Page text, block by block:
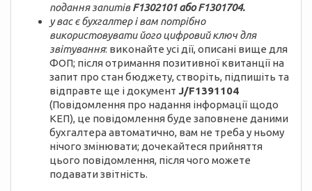
подання запитівF1302101 або F1301704.
у вас є бухгалтер і вам потрібно
використовувати його цифровий ключ для
звітування: виконайте усі дії, описані вище для
ФОП; після отримання позитивної квитанції на
запит про стан бюджету, створіть, підпишіть та
відправте ще і документ J/F1391104
(Повідомлення про надання інформації щодо
КЕП), це повідомлення буде заповнене даними
бухгалтера автоматично, вам не треба у ньому
нічого змінювати; дочекайтеся прийняття
цього повідомлення, після чого можете
подавати звітність.